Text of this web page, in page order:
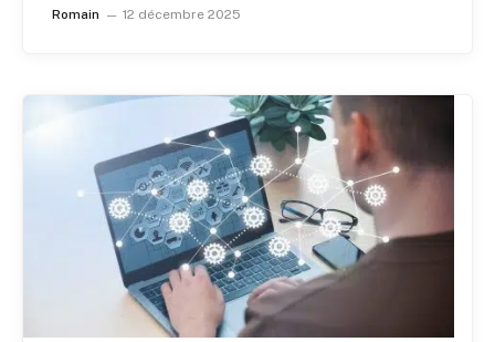
Romain 12 décembre 2025